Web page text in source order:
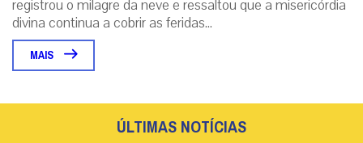
registrou o milagre da neve e ressaltou que a misericórdia
divina continua a cobrir as feridas...
MAIS
ÚLTIMAS NOTÍCIAS